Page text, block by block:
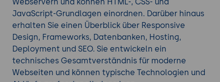
Tauchen Sie tiefer ein mit einem weiterenCSS
Seminaraus unserem Seminarangebot.
JavaScript-Grundlagen einordnen. Darüber hinaus
erhalten Sie einen Überblick über Responsive
Design, Frameworks, Datenbanken, Hosting,
Deployment und SEO. Sie entwickeln ein
technisches Gesamtverständnis für moderne
Webseiten und können typische Technologien und